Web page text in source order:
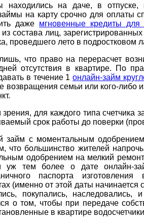
находились на даче, в отпуске,
на карту срочно для оплаты
даже мгновенные кредиты для
состава лиц,
проведшего лето в подростковом
что право на перерасчет
отсутствия в квартире. По
в течение 1 онлайн-займ
возвращения семьи или кого-либо
для каждого типа счетчика
срок работы до поверки
займ с моментальным
что большинство жителей
одобрением на мелкий
и уж тем более о дате онлайн-
паспорта изготовления
(именно от этой даты начинается
покупались,
о том, чтобы при передаче
в квартире